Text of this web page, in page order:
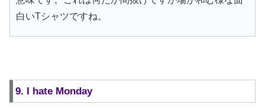
白いTシャツですね。
9. I hate Monday